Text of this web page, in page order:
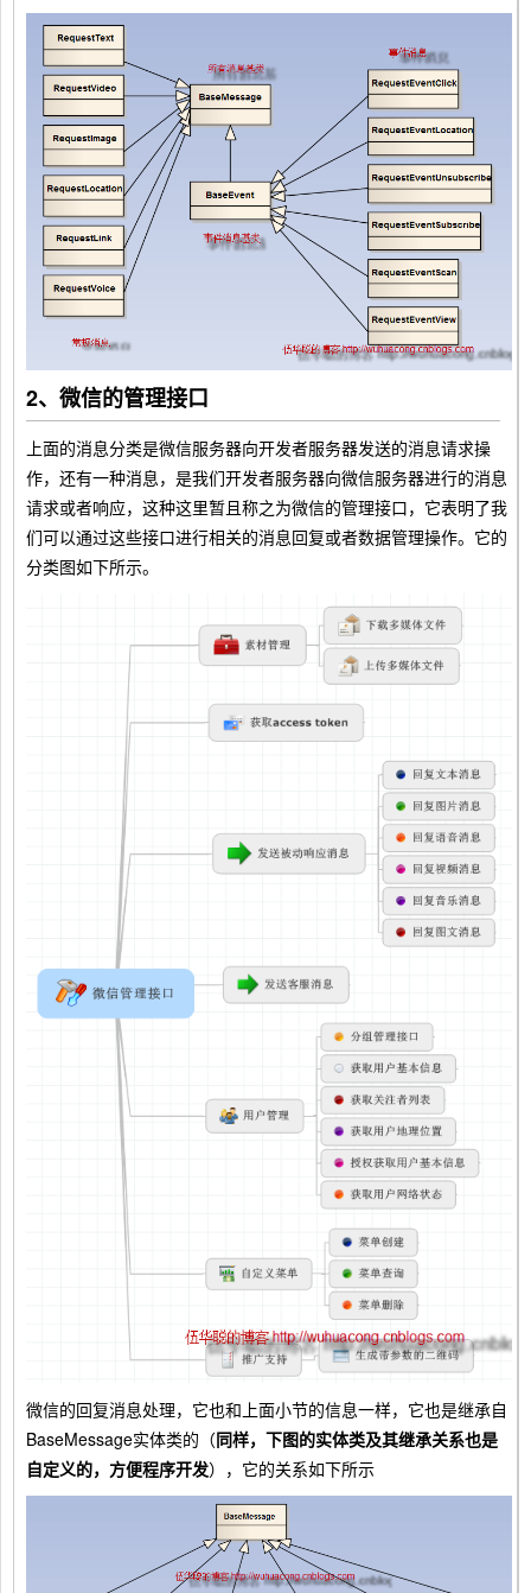
2、微信的管理接口
上面的消息分类是微信服务器向开发者服务器发送的消息请求操
作，还有一种消息，是我们开发者服务器向微信服务器进行的消息
请求或者响应，这种这里暂且称之为微信的管理接口，它表明了我
们可以通过这些接口进行相关的消息回复或者数据管理操作。它的
分类图如下所示。
微信的回复消息处理，它也和上面小节的信息一样，它也是继承自
BaseMessage实体类的（同样，下图的实体类及其继承关系也是
自定义的，方便程序开发），它的关系如下所示